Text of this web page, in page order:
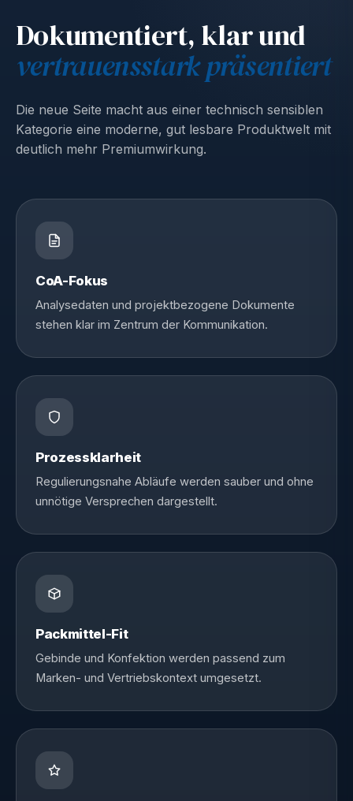
Dokumentiert, klar und
vertrauensstark präsentiert
Die neue Seite macht aus einer technisch sensiblen
Kategorie eine moderne, gut lesbare Produktwelt mit
deutlich mehr Premiumwirkung.
CoA-Fokus
Analysedaten und projektbezogene Dokumente
stehen klar im Zentrum der Kommunikation.
Prozessklarheit
Regulierungsnahe Abläufe werden sauber und ohne
unnötige Versprechen dargestellt.
Packmittel-Fit
Gebinde und Konfektion werden passend zum
Marken- und Vertriebskontext umgesetzt.